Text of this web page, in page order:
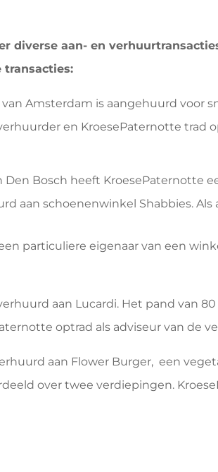
diverse aan- en
transacties:
Amsterdam is aangehuurd voor
en KroesePaternotte trad
Den Bosch heeft KroesePaternotte
aan schoenenwinkel Shabbies.
particuliere eigenaar van een
aan Lucardi. Het pand van
optrad als adviseur van de
aan Flower Burger, een
over twee verdiepingen.